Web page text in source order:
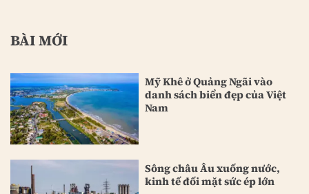
BÀI MỚI
Mỹ Khê ở Quảng Ngãi vào
danh sách biển đẹp của Việt
Nam
Sông châu Âu xuống nước,
kinh tế đối mặt sức ép lớn